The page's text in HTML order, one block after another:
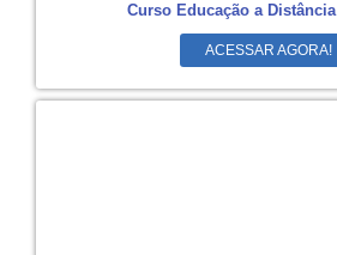
Curso Educação a
ACESSAR AGORA!